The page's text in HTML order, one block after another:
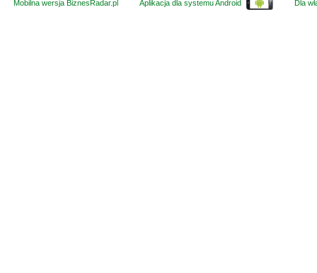
Mobilna wersja BiznesRadar.pl Aplikacja dla systemu Android Dla